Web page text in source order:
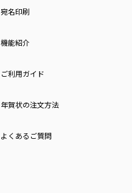
宛名印刷
機能紹介
ご利用ガイド
年賀状の注文方法
よくあるご質問